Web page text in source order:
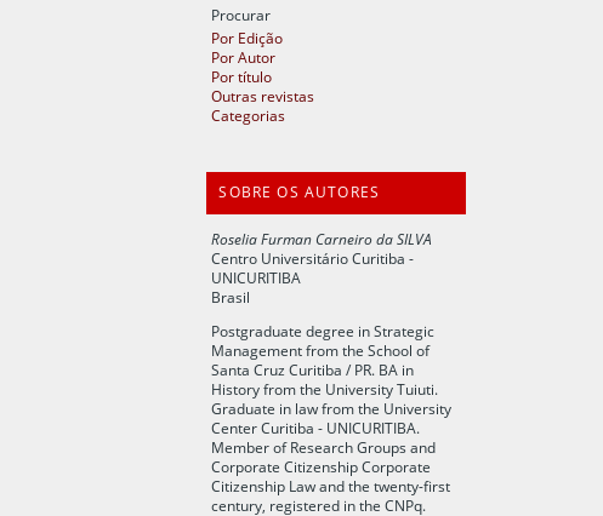
Procurar
Por Edição
Por Autor
Por título
Outras revistas
Categorias
SOBRE OS AUTORES
Roselia Furman Carneiro da SILVA
Centro Universitário Curitiba -
UNICURITIBA
Brasil
Postgraduate degree in Strategic
Management from the School of
Santa Cruz Curitiba / PR. BA in
History from the University Tuiuti.
Graduate in law from the University
Center Curitiba - UNICURITIBA.
Member of Research Groups and
Corporate Citizenship Corporate
Citizenship Law and the twenty-first
century, registered in the CNPq.